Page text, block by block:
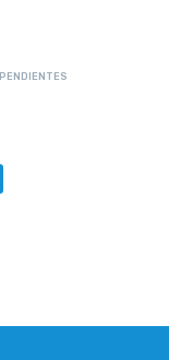
PENDIENTES